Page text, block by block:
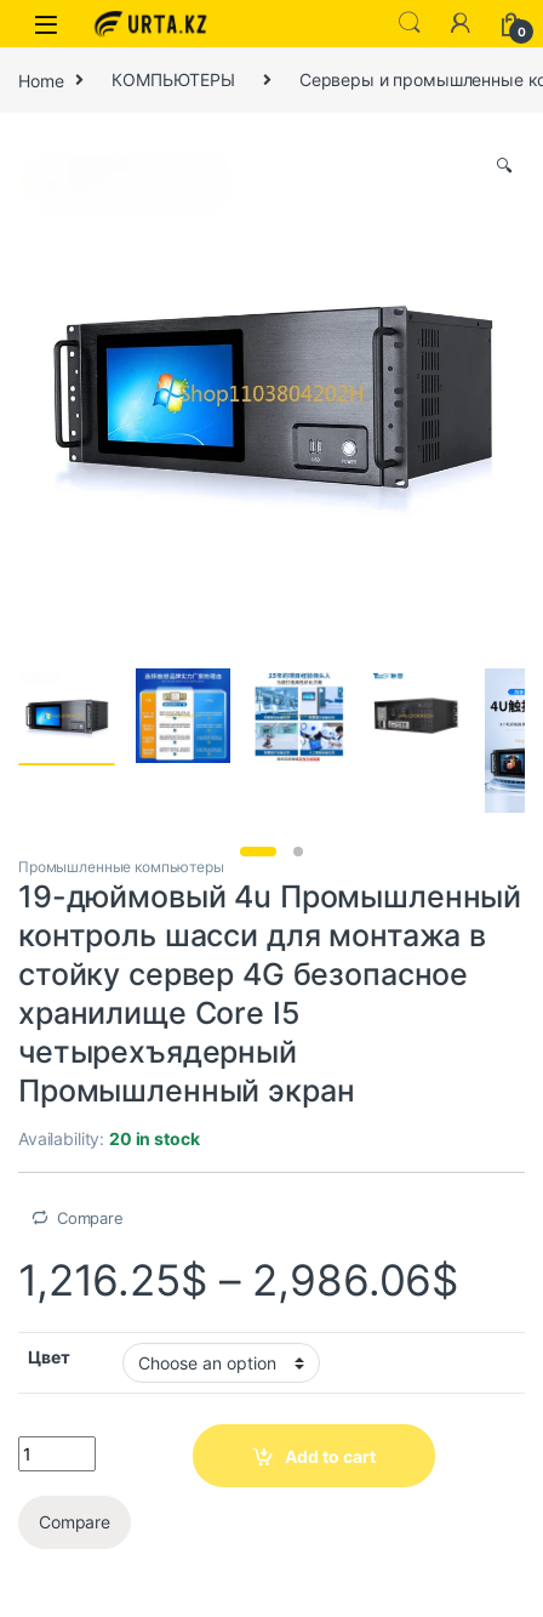
0
Home КОМПЬЮТЕРЫ Серверы и промышленные
🔍
Промышленные компьютеры
19-дюймовый 4u Промышленный
контроль шасси для монтажа в
стойку сервер 4G безопасное
хранилище Core I5
четырехъядерный
Промышленный экран
Availability:20 in stock
Compare
1,216.25$ – 2,986.06$
Цвет
Add to cart
Compare